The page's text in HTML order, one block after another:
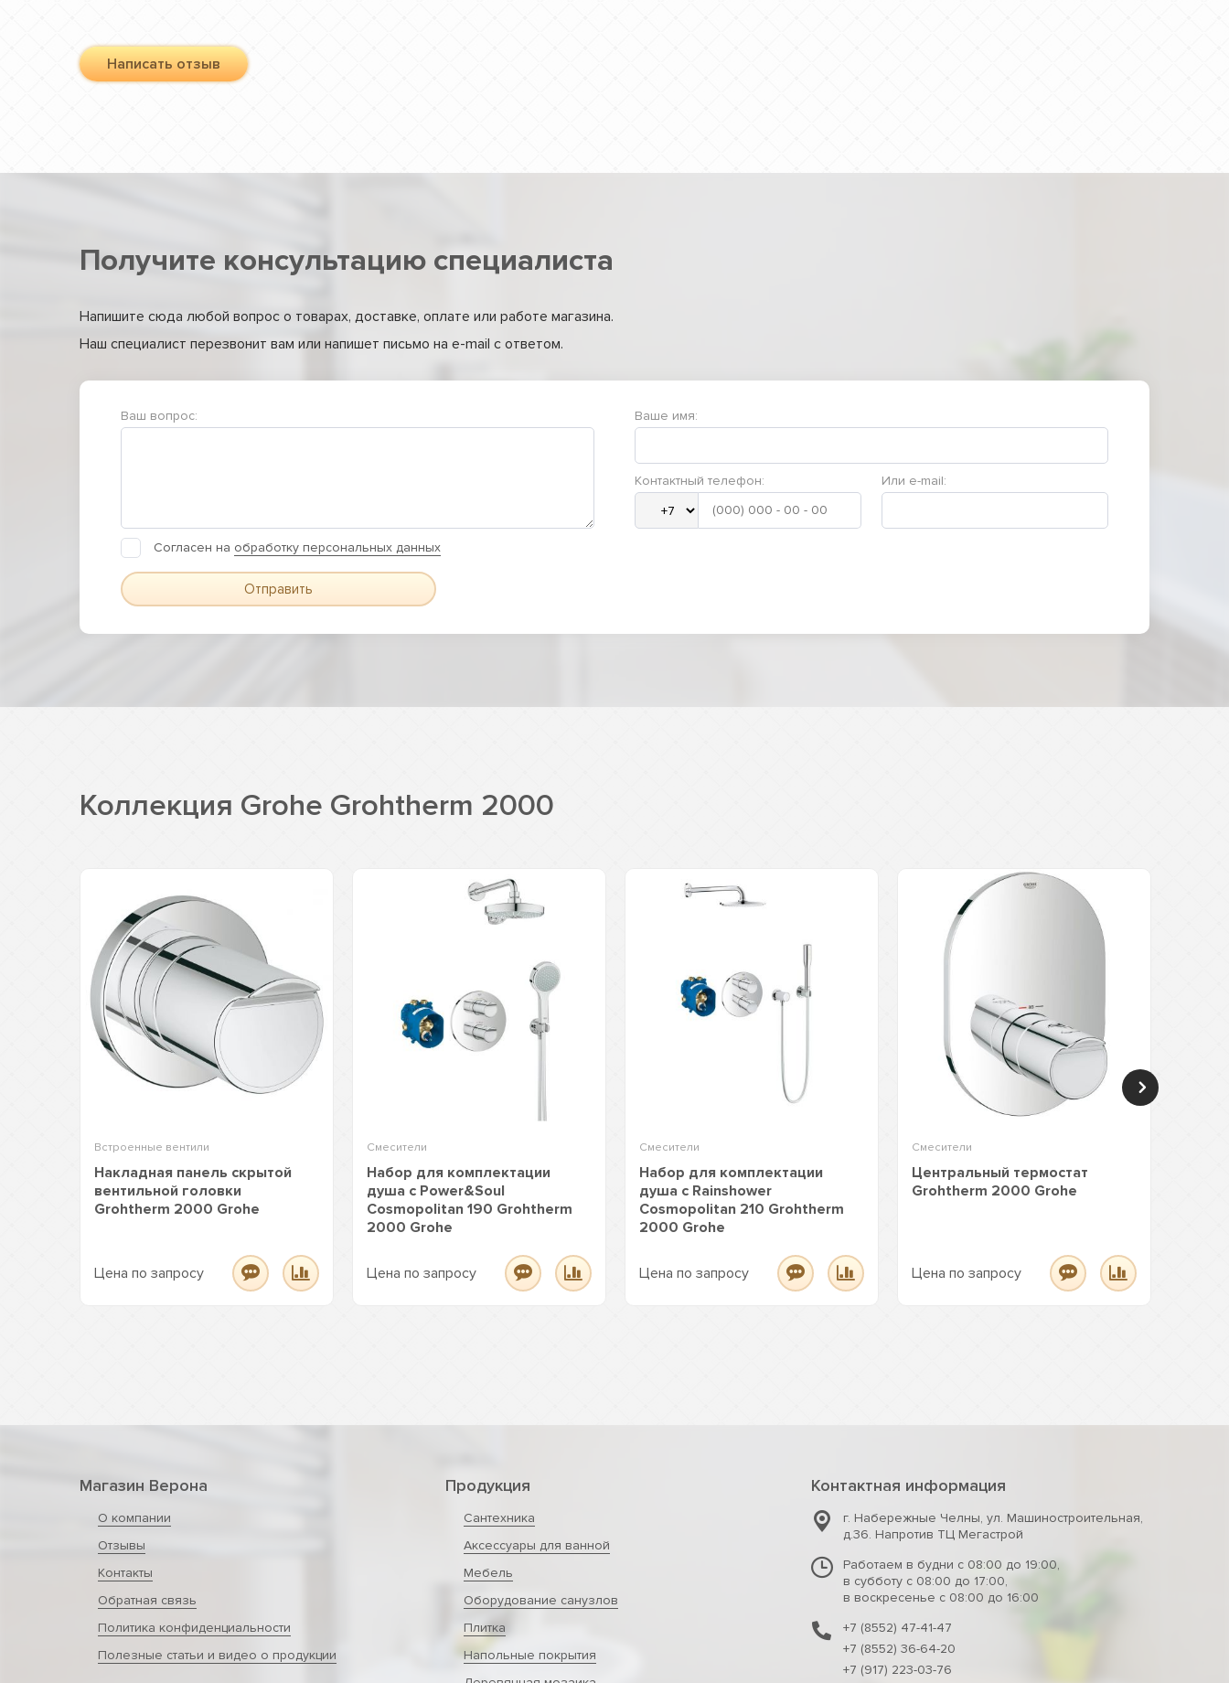
Написать отзыв
Получите консультацию специалиста
Напишите сюда любой вопрос о товарах, доставке, оплате или работе магазина.
Наш специалист перезвонит вам или напишет письмо на e-mail с ответом.
Ваш вопрос: Ваше имя:
Контактный телефон: Или e-mail:
Согласен на обработку персональных данных
Отправить
Коллекция Grohe Grohtherm 2000
Встроенные вентили
Накладная панель скрытой
вентильной головки
Grohtherm 2000 Grohe
Цена по запросу
Смесители
Набор для комплектации
душа с Power&Soul
Cosmopolitan 190 Grohtherm
2000 Grohe
Цена по запросу
Смесители
Набор для комплектации
душа с Rainshower
Cosmopolitan 210 Grohtherm
2000 Grohe
Цена по запросу
Смесители
Центральный термостат
Grohtherm 2000 Grohe
Цена по запросу
Магазин Верона
О компании
Отзывы
Контакты
Обратная связь
Политика конфиденциальности
Полезные статьи и видео о продукции
Продукция
Сантехника
Аксессуары для ванной
Мебель
Оборудование санузлов
Плитка
Напольные покрытия
Контактная информация
г. Набережные Челны, ул. Машиностроительная,
д.36. Напротив ТЦ Мегастрой
Работаем в будни с 08:00 до 19:00,
в субботу с 08:00 до 17:00,
в воскресенье с 08:00 до 16:00
+7 (8552) 47-41-47
+7 (8552) 36-64-20
+7 (917) 223-03-76